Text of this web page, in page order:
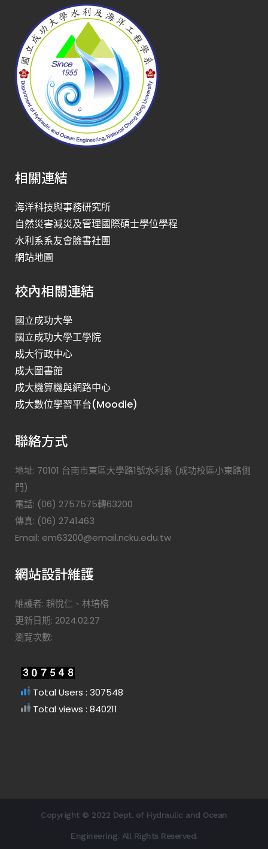
相關連結
海洋科技與事務研究所
自然災害減災及管理國際碩士學位學程
水利系系友會臉書社團
網站地圖
校內相關連結
國立成功大學
國立成功大學工學院
成大行政中心
成大圖書館
成大機算機與網路中心
成大數位學習平台(Moodle)
聯絡方式
地址: 70101 台南市東區大學路1號水利系 (成功校區小東路側
門)
電話: (06) 2757575轉63200
傳真: (06) 2741463
Email: em63200@email.ncku.edu.tw
網站設計維護
維護者: 賴悅仁、林培榕
更新日期: 2024.02.27
瀏覽次數:
Total Users : 307548
Total views : 840211
Copyright © 2022 Dept. of Hydraulic and Ocean
Engineering. All Rights Reserved.